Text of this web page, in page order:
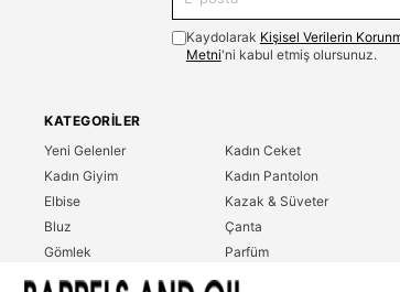
Kaydolarak Kişisel Verilerin
Metni'ni kabul etmiş olursunuz.
KATEGORILER
Yeni Gelenler
Kadın Giyim
Elbise
Bluz
Gömlek
T-Shirt
Kadın Ceket
Kadın Pantolon
Kazak & Süveter
Çanta
Parfüm
Erkek Giyim